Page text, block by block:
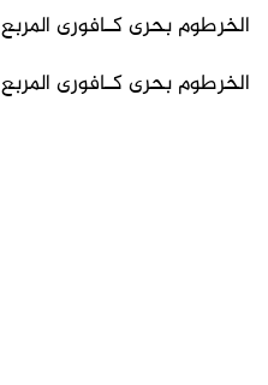
الخرطوم بحرى كـافورى المربع 7 القطعه 89 المساحة 400
الخرطوم بحرى كـافورى المربع 7 القطعه 91 المساحة 400